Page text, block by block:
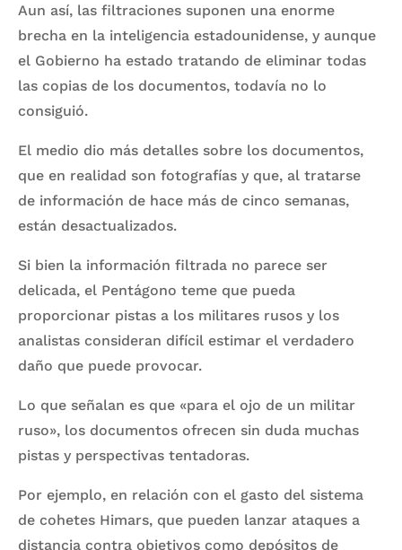
Aun así, las filtraciones suponen una enorme
brecha en la inteligencia estadounidense, y aunque
el Gobierno ha estado tratando de eliminar todas
las copias de los documentos, todavía no lo
consiguió.
El medio dio más detalles sobre los documentos,
que en realidad son fotografías y que, al tratarse
de información de hace más de cinco semanas,
están desactualizados.
Si bien la información filtrada no parece ser
delicada, el Pentágono teme que pueda
proporcionar pistas a los militares rusos y los
analistas consideran difícil estimar el verdadero
daño que puede provocar.
Lo que señalan es que «para el ojo de un militar
ruso», los documentos ofrecen sin duda muchas
pistas y perspectivas tentadoras.
Por ejemplo, en relación con el gasto del sistema
de cohetes Himars, que pueden lanzar ataques a
distancia contra objetivos como depósitos de